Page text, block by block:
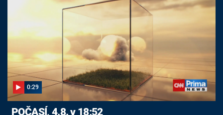
0:29
POČASÍ, 4.8. v 18:52